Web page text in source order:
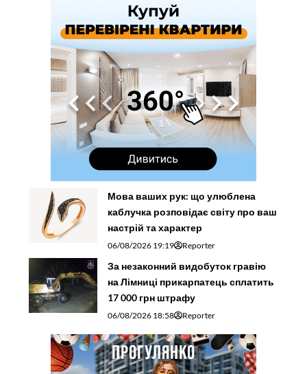
Мова ваших рук: що улюблена
каблучка розповідає світу про ваш
настрій та характер
06/08/2026 19:19 Reporter
За незаконний видобуток гравію
на Лімниці прикарпатець сплатить
17 000 грн штрафу
06/08/2026 18:58 Reporter